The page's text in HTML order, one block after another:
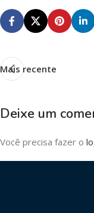
Mais recente
Deixe um
Você precisa fazer o